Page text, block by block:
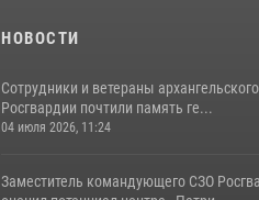
НОВОСТИ
Сотрудники и ветераны
Росгвардии почтили память ге...
04 июля 2026, 11:24
Заместитель командующего СЗО